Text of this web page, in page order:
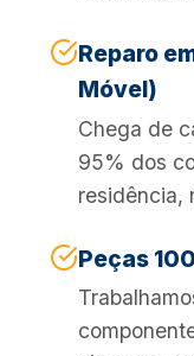
Reparo
Móvel)
Chega de
95% dos
residência,
Peças